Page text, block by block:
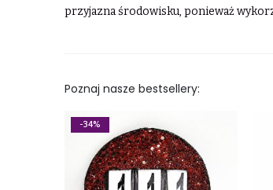
przyjazna środowisku, ponieważ
Poznaj nasze bestsellery:
-34%